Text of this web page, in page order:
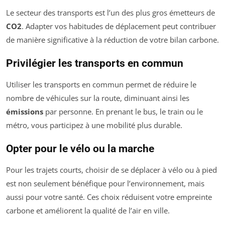
Le secteur des transports est l’un des plus gros émetteurs de
CO2. Adapter vos habitudes de déplacement peut contribuer
de manière significative à la réduction de votre bilan carbone.
Privilégier les transports en commun
Utiliser les transports en commun permet de réduire le
nombre de véhicules sur la route, diminuant ainsi les
émissions par personne. En prenant le bus, le train ou le
métro, vous participez à une mobilité plus durable.
Opter pour le vélo ou la marche
Pour les trajets courts, choisir de se déplacer à vélo ou à pied
est non seulement bénéfique pour l’environnement, mais
aussi pour votre santé. Ces choix réduisent votre empreinte
carbone et améliorent la qualité de l’air en ville.